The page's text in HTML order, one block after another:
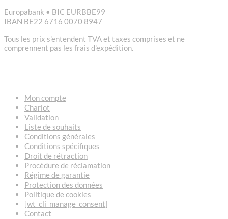
Europabank • BIC EURBBE99
IBAN BE22 6716 0070 8947
Tous les prix s'entendent TVA et taxes comprises et ne
comprennent pas les frais d'expédition.
Mon compte
Chariot
Validation
Liste de souhaits
Conditions générales
Conditions spécifiques
Droit de rétraction
Procédure de réclamation
Régime de garantie
Protection des données
Politique de cookies
[wt_cli_manage_consent]
Contact